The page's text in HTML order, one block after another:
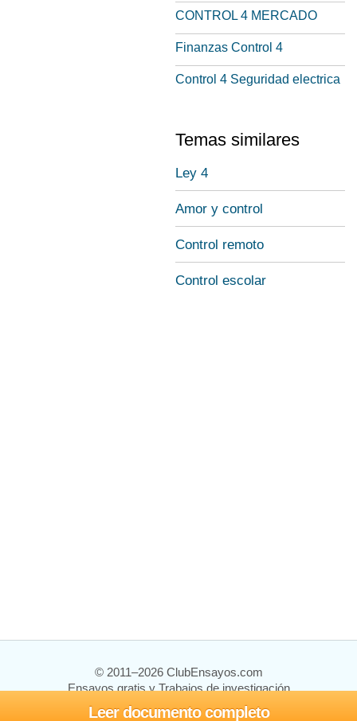
Leer documento completo
CONTROL 4 MERCADO
Finanzas Control 4
Control 4 Seguridad electrica
Temas similares
Ley 4
Amor y control
Control remoto
Control escolar
© 2011–2026 ClubEnsayos.com
Ensayos gratis y Trabajos de investigación